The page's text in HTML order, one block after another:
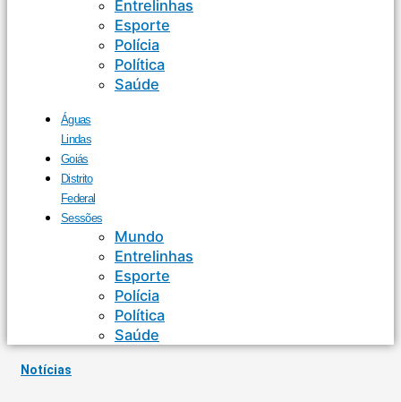
Entrelinhas
Esporte
Polícia
Política
Saúde
Águas
Lindas
Goiás
Distrito
Federal
Sessões
Mundo
Entrelinhas
Esporte
Polícia
Política
Saúde
Notícias